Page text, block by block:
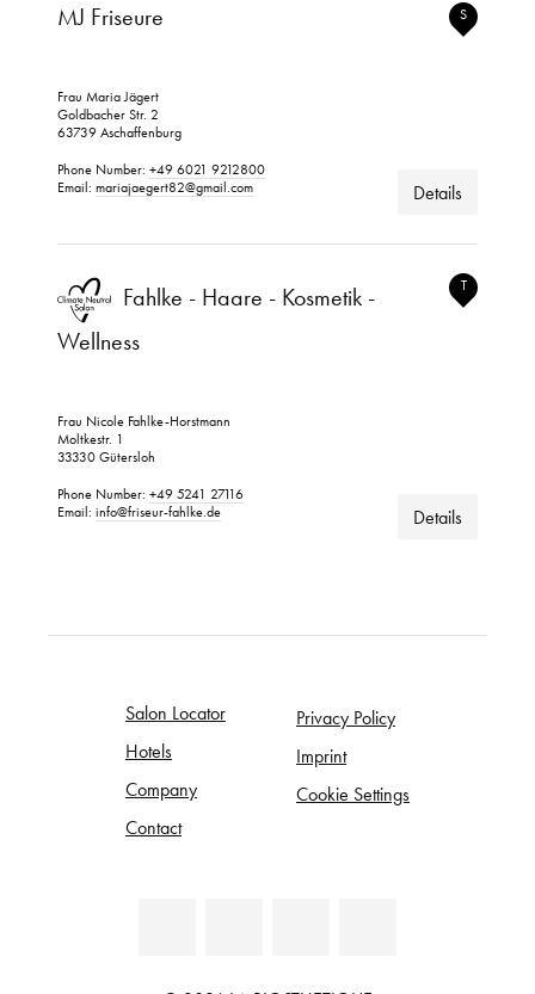
MJ Friseure
Frau Maria Jägert
Goldbacher Str. 2
63739 Aschaffenburg
Phone Number: +49 6021 9212800
Email: mariajaegert82@gmail.com
S
Details
Fahlke - Haare - Kosmetik -
Wellness
Frau Nicole Fahlke-Horstmann
Moltkestr. 1
33330 Gütersloh
Phone Number: +49 5241 27116
Email: info@friseur-fahlke.de
T
Details
Salon Locator
Hotels
Company
Contact
Privacy Policy
Imprint
Cookie Settings